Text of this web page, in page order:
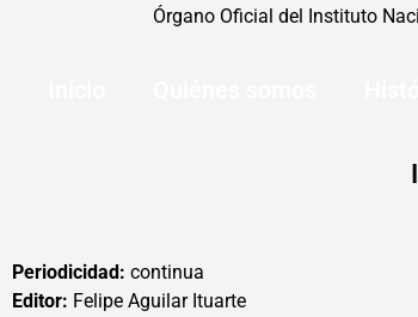
Órgano Oficial del Instituto
Periodicidad: continua
Editor: Felipe Aguilar Ituarte